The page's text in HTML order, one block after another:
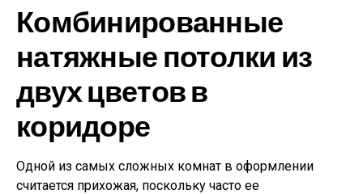
Комбинированные
натяжные потолки из
двух цветов в
коридоре
Одной из самых сложных комнат в оформлении
считается прихожая, поскольку часто ее